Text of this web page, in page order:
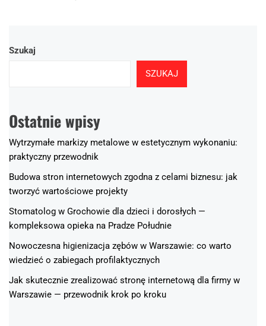
Szukaj
SZUKAJ
Ostatnie wpisy
Wytrzymałe markizy metalowe w estetycznym wykonaniu:
praktyczny przewodnik
Budowa stron internetowych zgodna z celami biznesu: jak
tworzyć wartościowe projekty
Stomatolog w Grochowie dla dzieci i dorosłych —
kompleksowa opieka na Pradze Południe
Nowoczesna higienizacja zębów w Warszawie: co warto
wiedzieć o zabiegach profilaktycznych
Jak skutecznie zrealizować stronę internetową dla firmy w
Warszawie — przewodnik krok po kroku